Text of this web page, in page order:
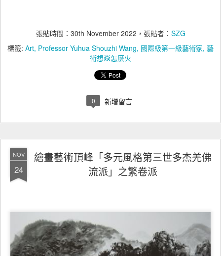
張貼時間： 30th November 2022 ，張貼者： SZG
標籤: Art Professor Yuhua Shouzhi Wang 國際級第一級藝術家 藝
術想焱怎麼火
0 新增留言
NOV
24
繪畫藝術頂峰「多元風格第三世多杰羌佛
流派」之繁卷派